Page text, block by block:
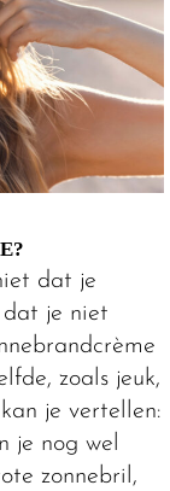
dat je
dat je niet
zoals jeuk,
je vertellen:
je nog wel
zonnebril,